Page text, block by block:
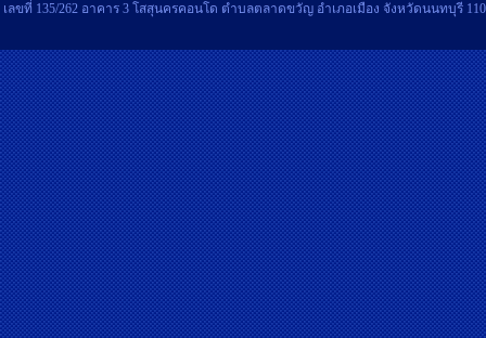
เลขที่ 135/262 อาคาร 3 โสสุนครคอนโด ตำบลตลาดขวัญ อำเภอเมือง จังหวัดนนทบุรี